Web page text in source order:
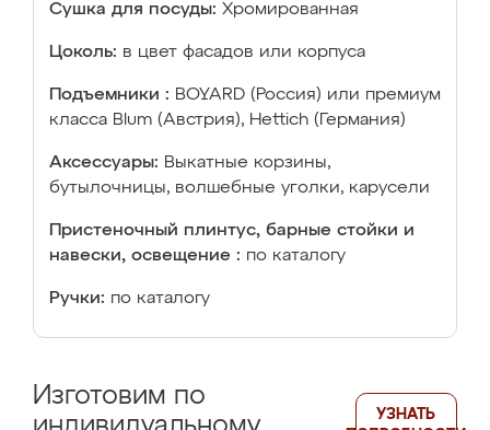
Сушка для посуды: Хромированная
Цоколь: в цвет фасадов или корпуса
Подъемники : BOYARD (Россия) или премиум
класса Blum (Австрия), Hettich (Германия)
Аксессуары: Выкатные корзины,
бутылочницы, волшебные уголки, карусели
Пристеночный плинтус, барные стойки и
навески, освещение : по каталогу
Ручки: по каталогу
Изготовим по
УЗНАТЬ